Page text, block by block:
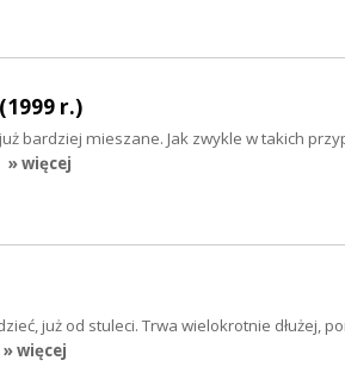
r.)
bardziej mieszane. Jak zwykle w takich
» więcej
już od stuleci. Trwa wielokrotnie dłużej,
» więcej